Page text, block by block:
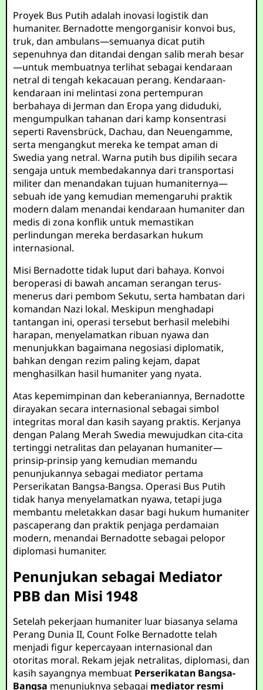
Proyek Bus Putih adalah inovasi logistik dan
humaniter. Bernadotte mengorganisir konvoi bus,
truk, dan ambulans—semuanya dicat putih
sepenuhnya dan ditandai dengan salib merah besar
—untuk membuatnya terlihat sebagai kendaraan
netral di tengah kekacauan perang. Kendaraan-
kendaraan ini melintasi zona pertempuran
berbahaya di Jerman dan Eropa yang diduduki,
mengumpulkan tahanan dari kamp konsentrasi
seperti Ravensbrück, Dachau, dan Neuengamme,
serta mengangkut mereka ke tempat aman di
Swedia yang netral. Warna putih bus dipilih secara
sengaja untuk membedakannya dari transportasi
militer dan menandakan tujuan humaniternya—
sebuah ide yang kemudian memengaruhi praktik
modern dalam menandai kendaraan humaniter dan
medis di zona konflik untuk memastikan
perlindungan mereka berdasarkan hukum
internasional.
Misi Bernadotte tidak luput dari bahaya. Konvoi
beroperasi di bawah ancaman serangan terus-
menerus dari pembom Sekutu, serta hambatan dari
komandan Nazi lokal. Meskipun menghadapi
tantangan ini, operasi tersebut berhasil melebihi
harapan, menyelamatkan ribuan nyawa dan
menunjukkan bagaimana negosiasi diplomatik,
bahkan dengan rezim paling kejam, dapat
menghasilkan hasil humaniter yang nyata.
Atas kepemimpinan dan keberaniannya, Bernadotte
dirayakan secara internasional sebagai simbol
integritas moral dan kasih sayang praktis. Kerjanya
dengan Palang Merah Swedia mewujudkan cita-cita
tertinggi netralitas dan pelayanan humaniter—
prinsip-prinsip yang kemudian memandu
penunjukannya sebagai mediator pertama
Perserikatan Bangsa-Bangsa. Operasi Bus Putih
tidak hanya menyelamatkan nyawa, tetapi juga
membantu meletakkan dasar bagi hukum humaniter
pascaperang dan praktik penjaga perdamaian
modern, menandai Bernadotte sebagai pelopor
diplomasi humaniter.
Penunjukan sebagai Mediator
PBB dan Misi 1948
Setelah pekerjaan humaniter luar biasanya selama
Perang Dunia II, Count Folke Bernadotte telah
menjadi figur kepercayaan internasional dan
otoritas moral. Rekam jejak netralitas, diplomasi, dan
kasih sayangnya membuat Perserikatan Bangsa-
Bangsa menunjuknya sebagai mediator resmi